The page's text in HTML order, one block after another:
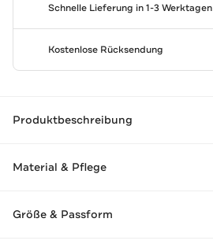
Schnelle Lieferung in 1-3 Werktagen
Kostenlose Rücksendung
Produktbeschreibung
Material & Pflege
Größe & Passform